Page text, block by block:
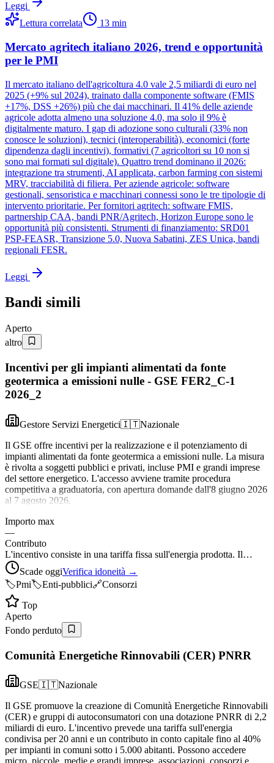
Leggi
Lettura correlata
13 min
Mercato agritech italiano 2026, trend e opportunità
per le PMI
Il mercato italiano dell'agricoltura 4.0 vale 2,5 miliardi di euro nel
2025 (+9% sul 2024), trainato dalla componente software (FMIS
+17%, DSS +26%) più che dai macchinari. Il 41% delle aziende
agricole adotta almeno una soluzione 4.0, ma solo il 9% è
digitalmente maturo. I gap di adozione sono culturali (33% non
conosce le soluzioni), tecnici (interoperabilità), economici (forte
dipendenza dagli incentivi), formativi (7 agricoltori su 10 non si
sono mai formati sul digitale). Quattro trend dominano il 2026:
integrazione tra strumenti, AI applicata, carbon farming con sistemi
MRV, tracciabilità di filiera. Per aziende agricole: software
gestionali, sensoristica e macchinari connessi sono le tre tipologie di
intervento prioritarie. Per fornitori agritech: software FMIS,
partnership CAA, bandi PNR/Agritech, Horizon Europe sono le
opportunità più consistenti. Strumenti di finanziamento: SRD01
PSP-FEASR, Transizione 5.0, Nuova Sabatini, ZES Unica, bandi
regionali FESR.
Leggi
Bandi simili
Aperto
altro
Incentivi per gli impianti alimentati da fonte
geotermica a emissioni nulle - GSE FER2_C-1
2026_2
Gestore Servizi Energetici🇮🇹Nazionale
Il GSE offre incentivi per la realizzazione e il potenziamento di
impianti alimentati da fonte geotermica a emissioni nulle. La misura
è rivolta a soggetti pubblici e privati, incluse PMI e grandi imprese
del settore energetico. L'accesso avviene tramite procedura
competitiva a graduatoria, con apertura domande dall'8 giugno 2026
al 7 agosto 2026.
Importo max
—
Contributo
L'incentivo consiste in una tariffa fissa sull'energia prodotta. Il…
Scade oggiVerifica idoneità →
🏷️Pmi🏷️Enti-pubblici🔗Consorzi
Top
Aperto
Fondo perduto
Comunità Energetiche Rinnovabili (CER) PNRR
GSE🇮🇹Nazionale
Il GSE promuove la creazione di Comunità Energetiche Rinnovabili
(CER) e gruppi di autoconsumatori con una dotazione PNRR di 2,2
miliardi di euro. L'incentivo prevede una tariffa sull'energia
condivisa per 20 anni e un contributo in conto capitale fino al 40%
per impianti in comuni sotto i 5.000 abitanti. Possono accedere